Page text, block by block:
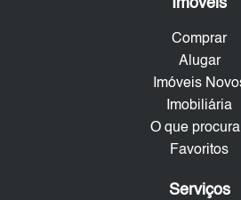
Imóveis
Comprar
Alugar
Imóveis
Imobiliária
O que
Favoritos
Serviços